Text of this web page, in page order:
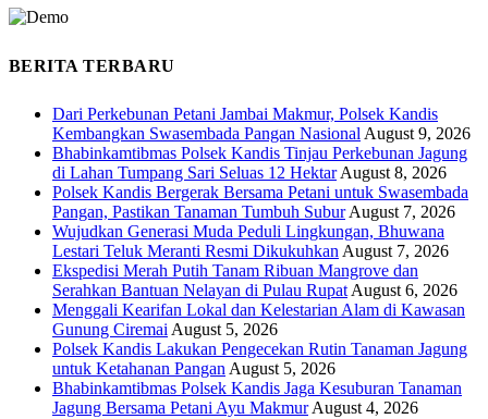
BERITA TERBARU
Dari Perkebunan Petani Jambai Makmur, Polsek Kandis
Kembangkan Swasembada Pangan Nasional August 9, 2026
Bhabinkamtibmas Polsek Kandis Tinjau Perkebunan Jagung
di Lahan Tumpang Sari Seluas 12 Hektar August 8, 2026
Polsek Kandis Bergerak Bersama Petani untuk Swasembada
Pangan, Pastikan Tanaman Tumbuh Subur August 7, 2026
Wujudkan Generasi Muda Peduli Lingkungan, Bhuwana
Lestari Teluk Meranti Resmi Dikukuhkan August 7, 2026
Ekspedisi Merah Putih Tanam Ribuan Mangrove dan
Serahkan Bantuan Nelayan di Pulau Rupat August 6, 2026
Menggali Kearifan Lokal dan Kelestarian Alam di Kawasan
Gunung Ciremai August 5, 2026
Polsek Kandis Lakukan Pengecekan Rutin Tanaman Jagung
untuk Ketahanan Pangan August 5, 2026
Bhabinkamtibmas Polsek Kandis Jaga Kesuburan Tanaman
Jagung Bersama Petani Ayu Makmur August 4, 2026